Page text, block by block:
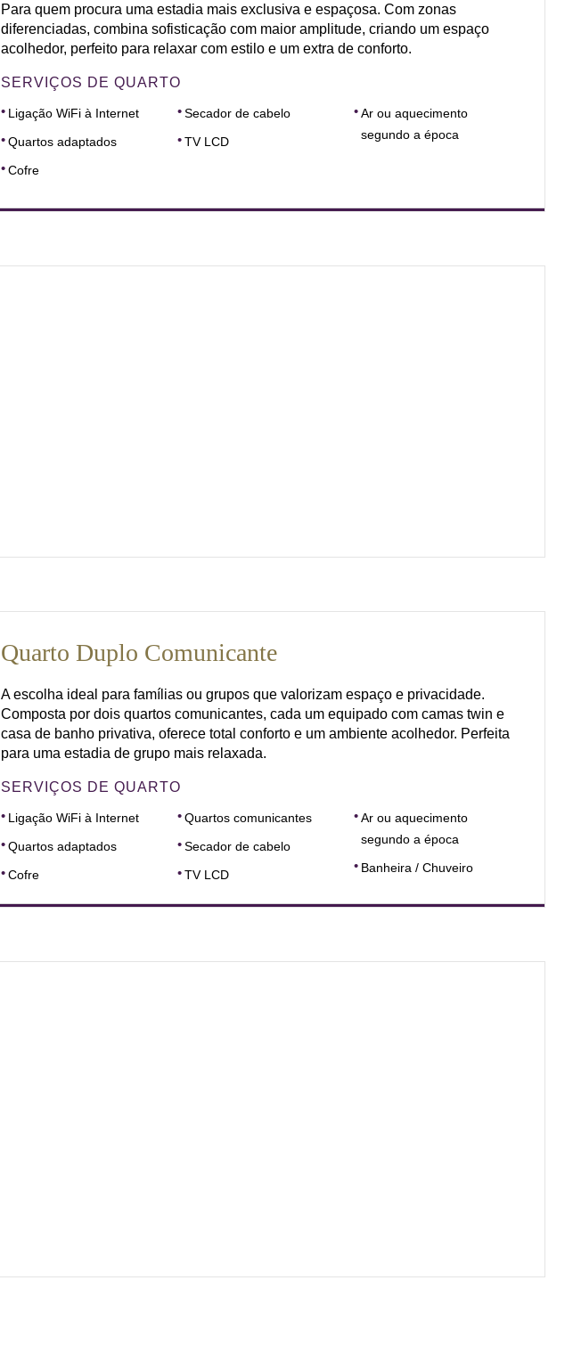
Para quem procura uma estadia mais exclusiva e espaçosa. Com zonas
diferenciadas, combina sofisticação com maior amplitude, criando um espaço
acolhedor, perfeito para relaxar com estilo e um extra de conforto.
SERVIÇOS DE QUARTO
Ligação WiFi à Internet
Quartos adaptados
Cofre
Secador de cabelo
TV LCD
Ar ou aquecimento
segundo a época
Quarto Duplo Comunicante
A escolha ideal para famílias ou grupos que valorizam espaço e privacidade.
Composta por dois quartos comunicantes, cada um equipado com camas twin e
casa de banho privativa, oferece total conforto e um ambiente acolhedor. Perfeita
para uma estadia de grupo mais relaxada.
SERVIÇOS DE QUARTO
Ligação WiFi à Internet
Quartos adaptados
Cofre
Quartos comunicantes
Secador de cabelo
TV LCD
Ar ou aquecimento
segundo a época
Banheira / Chuveiro